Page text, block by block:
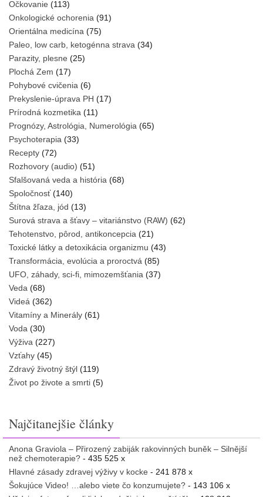
Očkovanie (113)
Onkologické ochorenia (91)
Orientálna medicína (75)
Paleo, low carb, ketogénna strava (34)
Parazity, plesne (25)
Plochá Zem (17)
Pohybové cvičenia (6)
Prekyslenie-úprava PH (17)
Prírodná kozmetika (11)
Prognózy, Astrológia, Numerológia (65)
Psychoterapia (33)
Recepty (72)
Rozhovory (audio) (51)
Sfalšovaná veda a história (68)
Spoločnosť(140)
Štítna žľaza, jód (13)
Surová strava a šťavy – vitariánstvo (RAW) (62)
Tehotenstvo, pôrod, antikoncepcia (21)
Toxické látky a detoxikácia organizmu (43)
Transformácia, evolúcia a proroctvá (85)
UFO, záhady, sci-fi, mimozemšťania (37)
Veda (68)
Videá (362)
Vitamíny a Minerály (61)
Voda (30)
Výživa (227)
Vzťahy (45)
Zdravý životný štýl (119)
Život po živote a smrti (5)
Najčitanejšie články
Anona Graviola – Přirozený zabiják rakovinných buněk – Silnější
než chemoterapie? - 435 525 x
Hlavné zásady zdravej výživy v kocke - 241 878 x
Šokujúce Video! …alebo viete čo konzumujete? - 143 106 x